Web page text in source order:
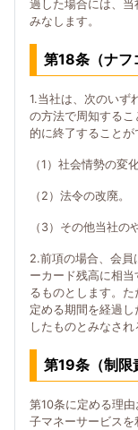
過した場合には、当
みなします。
第18条（ナフ
1.当社は、次のいず
の方法で周知する
的に終了することが
（1）社会情勢の変化
（2）法令の改廃。
（3）その他当社の
2.前項の場合、会員
ーカード残高に相
るものとします。
定める期間を経過
したものとみなされ
第19条（制限
第10条に定める理
子マネーサービス